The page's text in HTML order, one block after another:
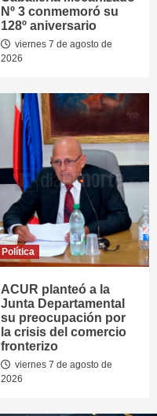
Nº 3 conmemoró su
128º aniversario
viernes 7 de agosto de
2026
Política
ACUR planteó a la
Junta Departamental
su preocupación por
la crisis del comercio
fronterizo
viernes 7 de agosto de
2026